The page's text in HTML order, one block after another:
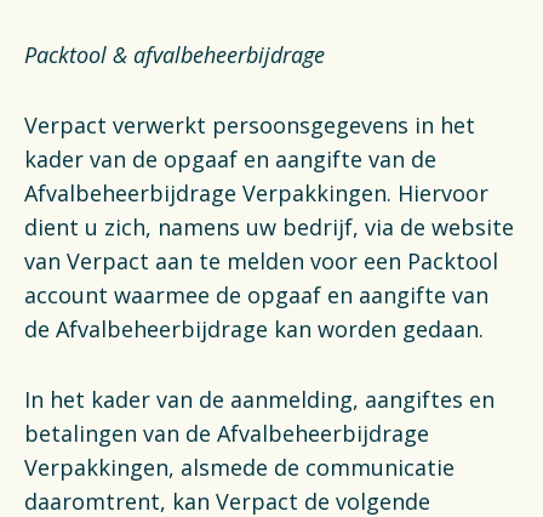
Packtool & afvalbeheerbijdrage
Verpact verwerkt persoonsgegevens in het
kader van de opgaaf en aangifte van de
Afvalbeheerbijdrage Verpakkingen. Hiervoor
dient u zich, namens uw bedrijf, via de website
van Verpact aan te melden voor een Packtool
account waarmee de opgaaf en aangifte van
de Afvalbeheerbijdrage kan worden gedaan.
In het kader van de aanmelding, aangiftes en
betalingen van de Afvalbeheerbijdrage
Verpakkingen, alsmede de communicatie
daaromtrent, kan Verpact de volgende